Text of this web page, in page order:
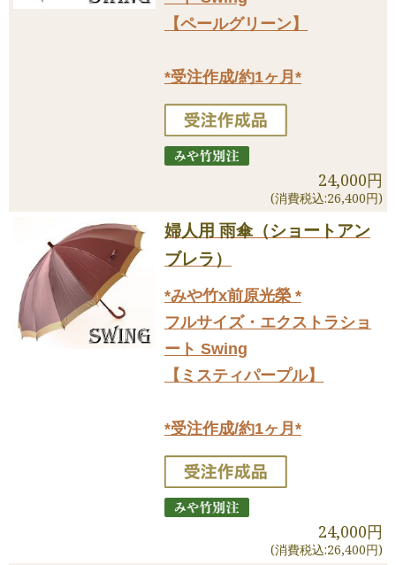
【ペールグリーン】
*受注作成/約1ヶ月*
24,000円
(消費税込:26,400円)
婦人用 雨傘（ショートアン
ブレラ）
*みや竹x前原光榮 *
フルサイズ・エクストラショ
ート Swing
【ミスティパープル】
*受注作成/約1ヶ月*
24,000円
(消費税込:26,400円)